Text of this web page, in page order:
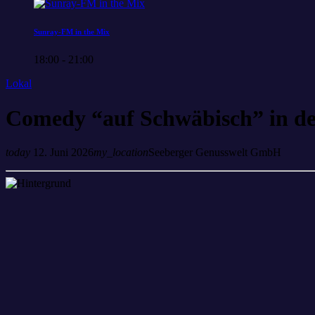
Sunray-FM in the Mix
18:00 - 21:00
Lokal
Comedy “auf Schwäbisch” in
today 12. Juni 2026my_locationSeeberger Genusswelt GmbH